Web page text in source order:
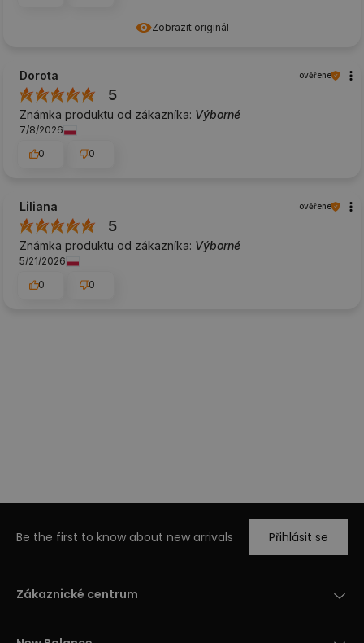
Zobrazit originál
Dorota ověřené
5
Známka produktu od zákazníka: Výborné
7/8/2026
0
0
Liliana ověřené
5
Známka produktu od zákazníka: Výborné
5/21/2026
0
0
Be the first to know about new arrivals Přihlásit se
Zákaznické centrum